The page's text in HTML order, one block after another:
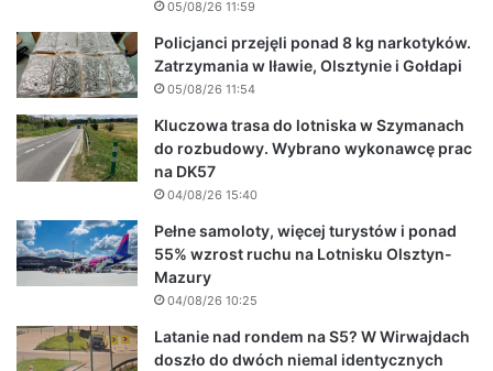
05/08/26 11:59
Policjanci przejęli ponad 8 kg narkotyków.
Zatrzymania w Iławie, Olsztynie i Gołdapi
05/08/26 11:54
Kluczowa trasa do lotniska w Szymanach
do rozbudowy. Wybrano wykonawcę prac
na DK57
04/08/26 15:40
Pełne samoloty, więcej turystów i ponad
55% wzrost ruchu na Lotnisku Olsztyn-
Mazury
04/08/26 10:25
Latanie nad rondem na S5? W Wirwajdach
doszło do dwóch niemal identycznych